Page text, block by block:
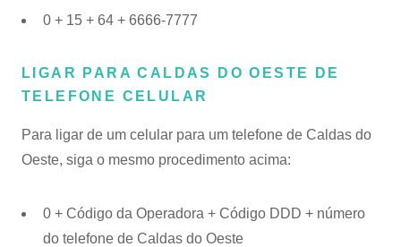
0 + 15 + 64 + 6666-7777
LIGAR PARA CALDAS DO OESTE DE
TELEFONE CELULAR
Para ligar de um celular para um telefone de Caldas do
Oeste, siga o mesmo procedimento acima:
0 + Código da Operadora + Código DDD + número
do telefone de Caldas do Oeste